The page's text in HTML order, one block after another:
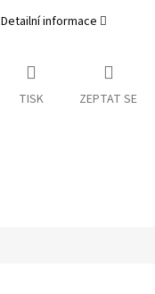
Detailní informace
TISK ZEPTAT SE